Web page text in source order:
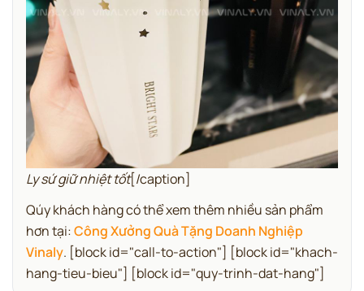
Ly sứ giữ nhiệt tốt[/caption]
Qúy khách hàng có thể xem thêm nhiều sản phẩm
hơn tại:Công Xưởng Quà Tặng Doanh Nghiệp
Vinaly. [block id="call-to-action"] [block id="khach-
hang-tieu-bieu"] [block id="quy-trinh-dat-hang"]